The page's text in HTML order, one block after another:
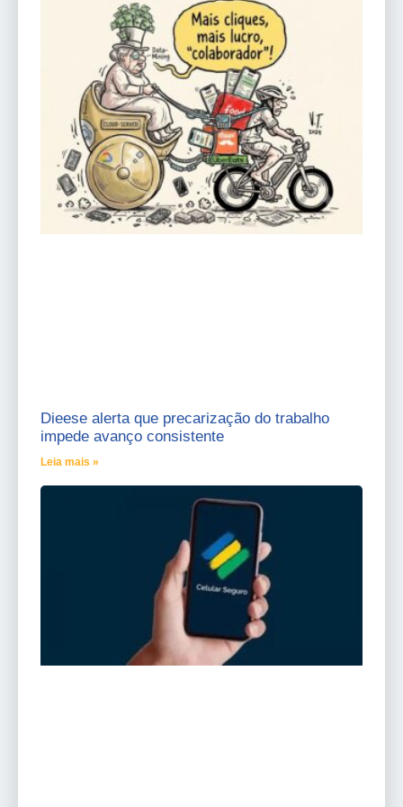
Dieese alerta que precarização do trabalho
impede avanço consistente
Leia mais »